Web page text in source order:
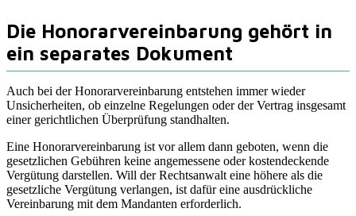
Die Honorarvereinbarung gehört in
ein separates Dokument
Auch bei der Honorarvereinbarung entstehen immer wieder
Unsicherheiten, ob einzelne Regelungen oder der Vertrag insgesamt
einer gerichtlichen Überprüfung standhalten.
Eine Honorarvereinbarung ist vor allem dann geboten, wenn die
gesetzlichen Gebühren keine angemessene oder kostendeckende
Vergütung darstellen. Will der Rechtsanwalt eine höhere als die
gesetzliche Vergütung verlangen, ist dafür eine ausdrückliche
Vereinbarung mit dem Mandanten erforderlich.